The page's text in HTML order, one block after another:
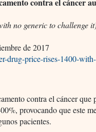
no generic to challenge
de 2017
drug-price-rises-1400-
contra el cáncer
provocando que este
pacientes.